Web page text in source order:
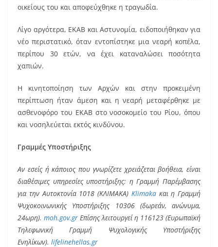
οικείους του και αποφεύχθηκε η τραγωδία.
Λίγο αργότερα, ΕΚΑΒ και Αστυνομία, ειδοποιήθηκαν για
νέο περιστατικό, όταν εντοπίστηκε μια νεαρή κοπέλα,
περίπου 30 ετών, να έχει καταναλώσει ποσότητα
χαπιών.
Η κινητοποίηση των Αρχών και στην προκειμένη
περίπτωση ήταν άμεση και η νεαρή μεταφέρθηκε με
ασθενοφόρο του ΕΚΑΒ στο νοσοκομείο του Ρίου, όπου
και νοσηλεύεται εκτός κινδύνου.
Γραμμές Υποστήριξης
Αν εσείς ή κάποιος που γνωρίζετε χρειάζεται βοήθεια, είναι
διαθέσιμες υπηρεσίες υποστήριξης: η Γραμμή Παρέμβασης
για την Αυτοκτονία 1018 (ΚΛΙΜΑΚΑ) Klimakaκαι η Γραμμή
Ψυχοκοινωνικής Υποστήριξης 10306 (δωρεάν, ανώνυμα,
24ωρη). moh.gov.gr Επίσης λειτουργεί η 116123 (Ευρωπαϊκή
Τηλεφωνική Γραμμή Ψυχολογικής Υποστήριξης
Ενηλίκων). lifelinehellas.gr